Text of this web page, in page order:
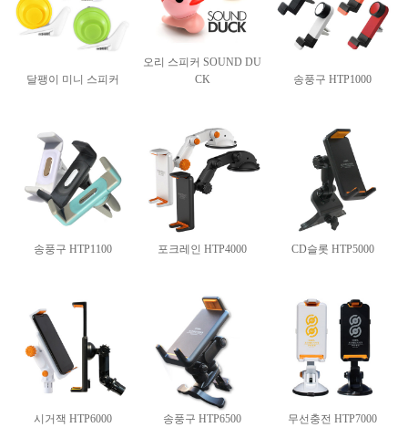
달팽이 미니 스피커
오리 스피커 SOUND DU
CK
송풍구 HTP1000
송풍구 HTP1100 포크레인 HTP4000 CD슬롯 HTP5000
시거잭 HTP6000 송풍구 HTP6500 무선충전 HTP7000